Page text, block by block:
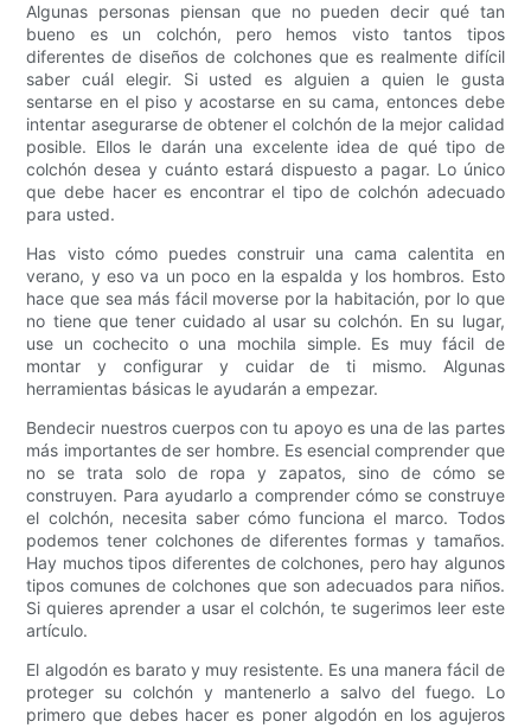
Algunas personas piensan que no pueden decir qué tan
bueno es un colchón, pero hemos visto tantos tipos
diferentes de diseños de colchones que es realmente difícil
saber cuál elegir. Si usted es alguien a quien le gusta
sentarse en el piso y acostarse en su cama, entonces debe
intentar asegurarse de obtener el colchón de la mejor calidad
posible. Ellos le darán una excelente idea de qué tipo de
colchón desea y cuánto estará dispuesto a pagar. Lo único
que debe hacer es encontrar el tipo de colchón adecuado
para usted.
Has visto cómo puedes construir una cama calentita en
verano, y eso va un poco en la espalda y los hombros. Esto
hace que sea más fácil moverse por la habitación, por lo que
no tiene que tener cuidado al usar su colchón. En su lugar,
use un cochecito o una mochila simple. Es muy fácil de
montar y configurar y cuidar de ti mismo. Algunas
herramientas básicas le ayudarán a empezar.
Bendecir nuestros cuerpos con tu apoyo es una de las partes
más importantes de ser hombre. Es esencial comprender que
no se trata solo de ropa y zapatos, sino de cómo se
construyen. Para ayudarlo a comprender cómo se construye
el colchón, necesita saber cómo funciona el marco. Todos
podemos tener colchones de diferentes formas y tamaños.
Hay muchos tipos diferentes de colchones, pero hay algunos
tipos comunes de colchones que son adecuados para niños.
Si quieres aprender a usar el colchón, te sugerimos leer este
artículo.
El algodón es barato y muy resistente. Es una manera fácil de
proteger su colchón y mantenerlo a salvo del fuego. Lo
primero que debes hacer es poner algodón en los agujeros